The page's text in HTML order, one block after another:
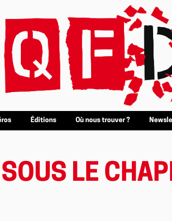
Éditions Où nous trouver ?
LE